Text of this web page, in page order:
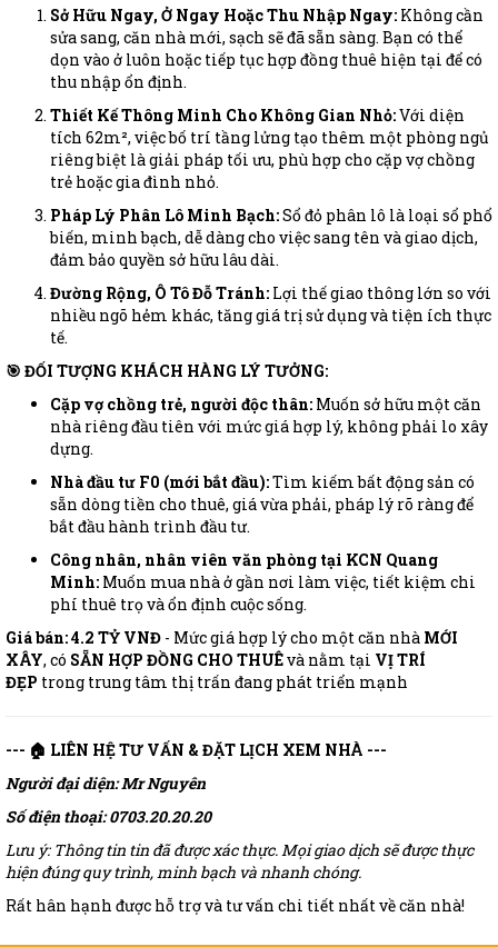
Sở Hữu Ngay, Ở Ngay Hoặc Thu Nhập Ngay: Không cần
sửa sang, căn nhà mới, sạch sẽ đã sẵn sàng. Bạn có thể
dọn vào ở luôn hoặc tiếp tục hợp đồng thuê hiện tại để có
thu nhập ổn định.
Thiết Kế Thông Minh Cho Không Gian Nhỏ:Với diện
tích 62m², việc bố trí tầng lửng tạo thêm một phòng ngủ
riêng biệt là giải pháp tối ưu, phù hợp cho cặp vợ chồng
trẻ hoặc gia đình nhỏ.
Pháp Lý Phân Lô Minh Bạch:Sổ đỏ phân lô là loại sổ phổ
biến, minh bạch, dễ dàng cho việc sang tên và giao dịch,
đảm bảo quyền sở hữu lâu dài.
Đường Rộng, Ô Tô Đỗ Tránh: Lợi thế giao thông lớn so với
nhiều ngõ hẻm khác, tăng giá trị sử dụng và tiện ích thực
tế.
🎯 ĐỐI TƯỢNG KHÁCH HÀNG LÝ TƯỞNG:
Cặp vợ chồng trẻ, người độc thân: Muốn sở hữu một căn
nhà riêng đầu tiên với mức giá hợp lý, không phải lo xây
dựng.
Nhà đầu tư F0 (mới bắt đầu):Tìm kiếm bất động sản có
sẵn dòng tiền cho thuê, giá vừa phải, pháp lý rõ ràng để
bắt đầu hành trình đầu tư.
Công nhân, nhân viên văn phòng tại KCN Quang
Minh: Muốn mua nhà ở gần nơi làm việc, tiết kiệm chi
phí thuê trọ và ổn định cuộc sống.
Giá bán: 4.2 TỶ VNĐ - Mức giá hợp lý cho một căn nhà MỚI
XÂY, có SẴN HỢP ĐỒNG CHO THUÊvà nằm tại VỊ TRÍ
ĐẸP trong trung tâm thị trấn đang phát triển mạnh
--- 🏠 LIÊN HỆ TƯ VẤN & ĐẶT LỊCH XEM NHÀ ---
Người đại diện: Mr Nguyên
Số điện thoại: 0703.20.20.20
Lưu ý: Thông tin tin đã được xác thực. Mọi giao dịch sẽ được thực
hiện đúng quy trình, minh bạch và nhanh chóng.
Rất hân hạnh được hỗ trợ và tư vấn chi tiết nhất về căn nhà!